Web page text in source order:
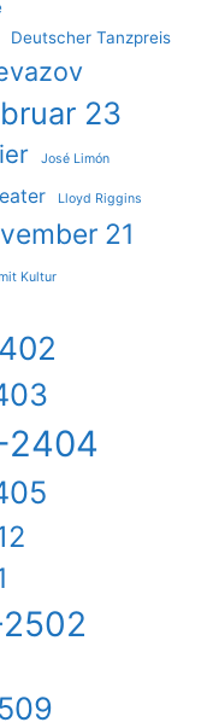
Deutscher Tanzpreis
23
José Limón
Lloyd Riggins
21
Kultur
2404